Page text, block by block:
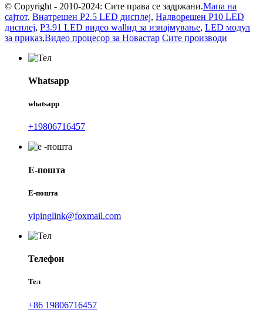
© Copyright - 2010-2024: Сите права се задржани.Мапа на
сајтот, Внатрешен P2.5 LED дисплеј, Надворешен P10 LED
дисплеј, P3.91 LED видео wallид за изнајмување, LED модул
за приказ,Видео процесор за Новастар Сите производи
Whatsapp
whatsapp
+19806716457
Е-пошта
Е-пошта
yipinglink@foxmail.com
Телефон
Тел
+86 19806716457